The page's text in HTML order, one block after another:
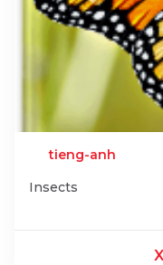
tieng-anh
Insects